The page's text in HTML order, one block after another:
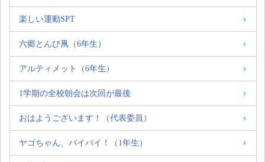
楽しい運動SPT
六郷とんび凧（6年生）
アルティメット（6年生）
1学期の全校朝会は次回が最後
おはようございます！（代表委員）
ヤゴちゃん、バイバイ！（1年生）